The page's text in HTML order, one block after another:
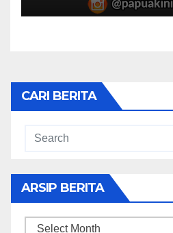
CARI BERITA
ARSIP BERITA
ARSIP